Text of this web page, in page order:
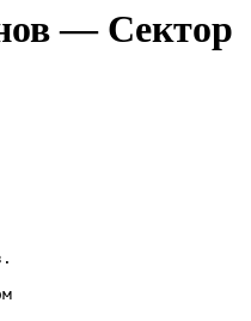
— Сектор